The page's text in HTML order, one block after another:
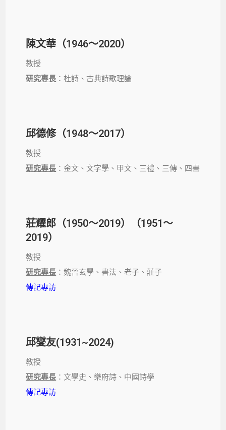
陳文華（1946～2020）
教授
研究專長 ：杜詩、古典詩歌理論
邱德修（1948～2017）
教授
研究專長 ：金文、文字學、甲文、三禮、三傳、四書
莊耀郎（1950～2019）（1951～
2019）
教授
研究專長 ：魏晉玄學、書法、老子、莊子
傳記專訪
邱燮友(1931~2024)
教授
研究專長 ：文學史、樂府詩、中國詩學
傳記專訪